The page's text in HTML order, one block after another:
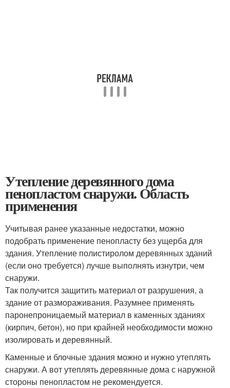
Утепление деревянного дома
пенопластом снаружи. Область
применения
Учитывая ранее указанные недостатки, можно
подобрать применение пенопласту без ущерба для
здания. Утепление полистиролом деревянных зданий
(если оно требуется) лучше выполнять изнутри, чем
снаружи.
Так получится защитить материал от разрушения, а
здание от размораживания. Разумнее применять
паронепроницаемый материал в каменных зданиях
(кирпич, бетон), но при крайней необходимости можно
изолировать и деревянный.
Каменные и блочные здания можно и нужно утеплять
снаружи. А вот утеплять деревянные дома с наружной
стороны пенопластом не рекомендуется.